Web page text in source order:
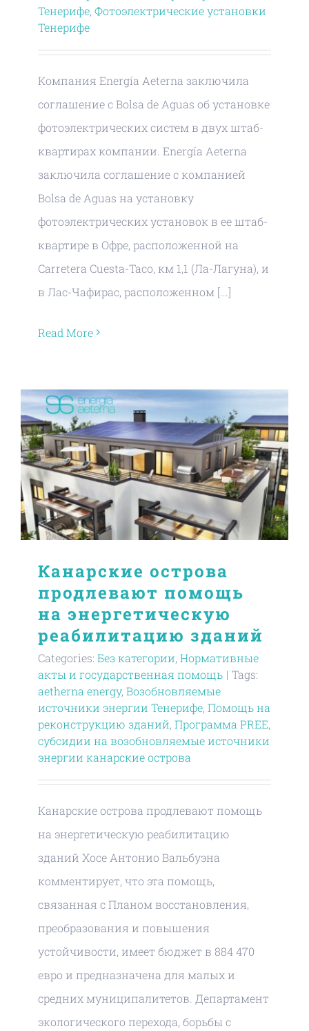
Тенерифе, Фотоэлектрические установки
Тенерифе
Компания Energía Aeterna заключила
соглашение с Bolsa de Aguas об установке
фотоэлектрических систем в двух штаб-
квартирах компании. Energía Aeterna
заключила соглашение с компанией
Bolsa de Aguas на установку
фотоэлектрических установок в ее штаб-
квартире в Офре, расположенной на
Carretera Cuesta-Taco, км 1,1 (Ла-Лагуна), и
в Лас-Чафирас, расположенном [...]
Read More
Канарские острова
продлевают помощь
на энергетическую
реабилитацию зданий
Categories: Без категории, Нормативные
акты и государственная помощь | Tags:
aetherna energy, Возобновляемые
источники энергии Тенерифе, Помощь на
реконструкцию зданий, Программа PREE,
субсидии на возобновляемые источники
энергии канарские острова
Канарские острова продлевают помощь
на энергетическую реабилитацию
зданий Хосе Антонио Вальбуэна
комментирует, что эта помощь,
связанная с Планом восстановления,
преобразования и повышения
устойчивости, имеет бюджет в 884 470
евро и предназначена для малых и
средних муниципалитетов. Департамент
экологического перехода, борьбы с